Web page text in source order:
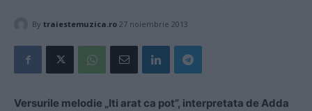
By traiestemuzica.ro 27 noiembrie 2013
Versurile melodie „Iti arat ca pot”, interpretata de Adda